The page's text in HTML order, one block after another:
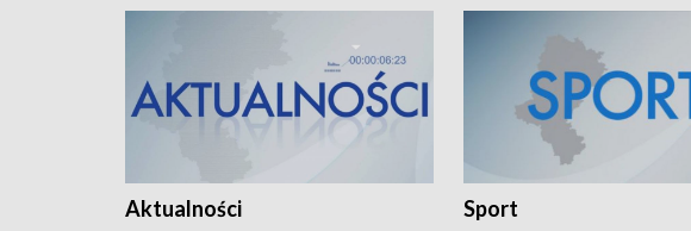
Aktualności Sport